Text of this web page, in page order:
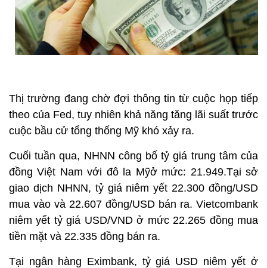
Thị trường đang chờ đợi thông tin từ cuộc họp tiếp
theo của Fed, tuy nhiên khả năng tăng lãi suất trước
cuộc bầu cử tổng thống Mỹ khó xảy ra.
Cuối tuần qua, NHNN công bố tỷ giá trung tâm của
đồng Việt Nam với đô la Mỹở mức: 21.949.Tại sở
giao dịch NHNN, tỷ giá niêm yết 22.300 đồng/USD
mua vào và 22.607 đồng/USD bán ra. Vietcombank
niêm yết tỷ giá USD/VND ở mức 22.265 đồng mua
tiền mặt và 22.335 đồng bán ra.
Tại ngân hàng Eximbank, tỷ giá USD niêm yết ở